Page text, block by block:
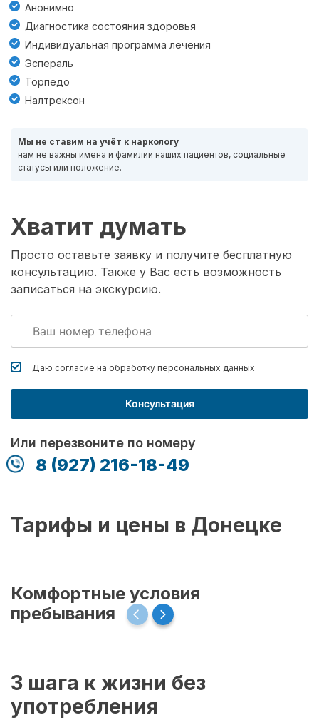
Анонимно
Диагностика состояния здоровья
Индивидуальная программа лечения
Эспераль
Торпедо
Налтрексон
Мы не ставим на учёт к наркологу
нам не важны имена и фамилии наших пациентов, социальные
статусы или положение.
Хватит думать
Просто оставьте заявку и получите бесплатную
консультацию. Также у Вас есть возможность
записаться на экскурсию.
Даю согласие на обработку персональных данных
Консультация
Или перезвоните по номеру
8 (927) 216-18-49
Тарифы и цены в Донецке
Комфортные условия
пребывания
3 шага к жизни без
употребления